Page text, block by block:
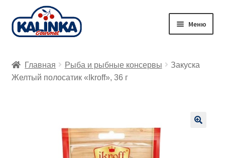
Перейти
к
Перейти
к
Меню
Заказ онлайн
Главная Рыба и рыбные консервы
Закуска
Желтый полосатик «Ikroff», 36 г